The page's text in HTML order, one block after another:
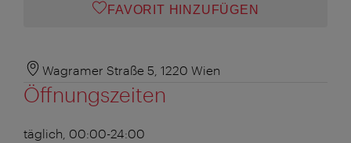
FAVORIT HINZUFÜGEN
Wagramer Straße 5, 1220 Wien
Öffnungszeiten
täglich, 00:00-24:00